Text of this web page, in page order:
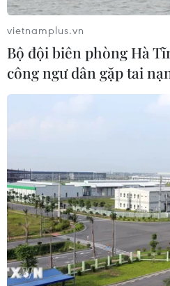
vietnamplus.vn
Bộ đội biên phòng Hà
công ngư dân gặp tai